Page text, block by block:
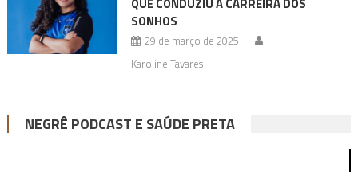
SONHOS
29 de março de 2025
Karoline Tavares
NEGRÊ PODCAST E SAÚDE PRETA